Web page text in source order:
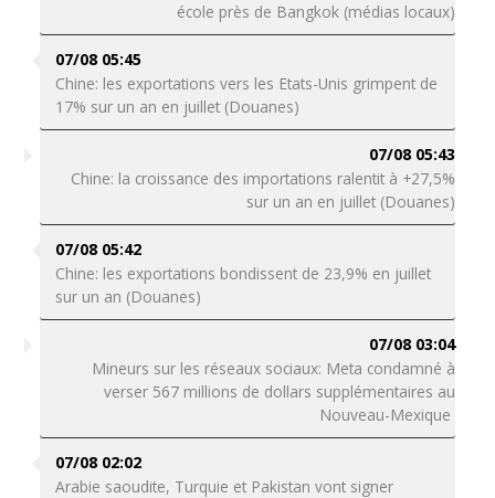
école près de Bangkok (médias locaux)
07/08 05:45
Chine: les exportations vers les Etats-Unis grimpent de
17% sur un an en juillet (Douanes)
07/08 05:43
Chine: la croissance des importations ralentit à +27,5%
sur un an en juillet (Douanes)
07/08 05:42
Chine: les exportations bondissent de 23,9% en juillet
sur un an (Douanes)
07/08 03:04
Mineurs sur les réseaux sociaux: Meta condamné à
verser 567 millions de dollars supplémentaires au
Nouveau-Mexique
07/08 02:02
Arabie saoudite, Turquie et Pakistan vont signer